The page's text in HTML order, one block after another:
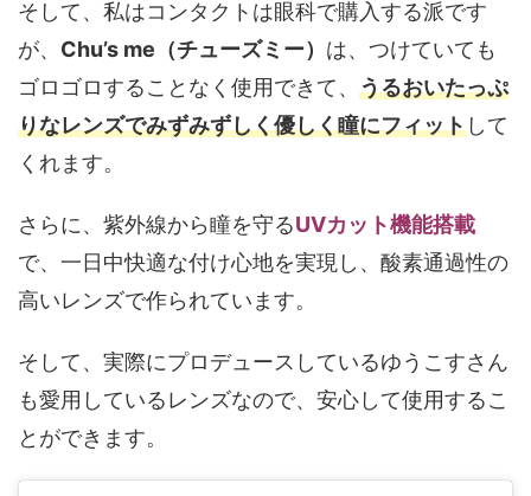
そして、私はコンタクトは眼科で購入する派です
が、 Chu’s me（チューズミー） は、つけていても
ゴロゴロすることなく使用できて、 うるおいたっぷ
りなレンズでみずみずしく優しく瞳にフィットして
くれます。
さらに、紫外線から瞳を守るUVカット機能搭載
で、一日中快適な付け心地を実現し、酸素通過性の
高いレンズで作られています。
そして、実際にプロデュースしているゆうこすさん
も愛用しているレンズなので、安心して使用するこ
とができます。